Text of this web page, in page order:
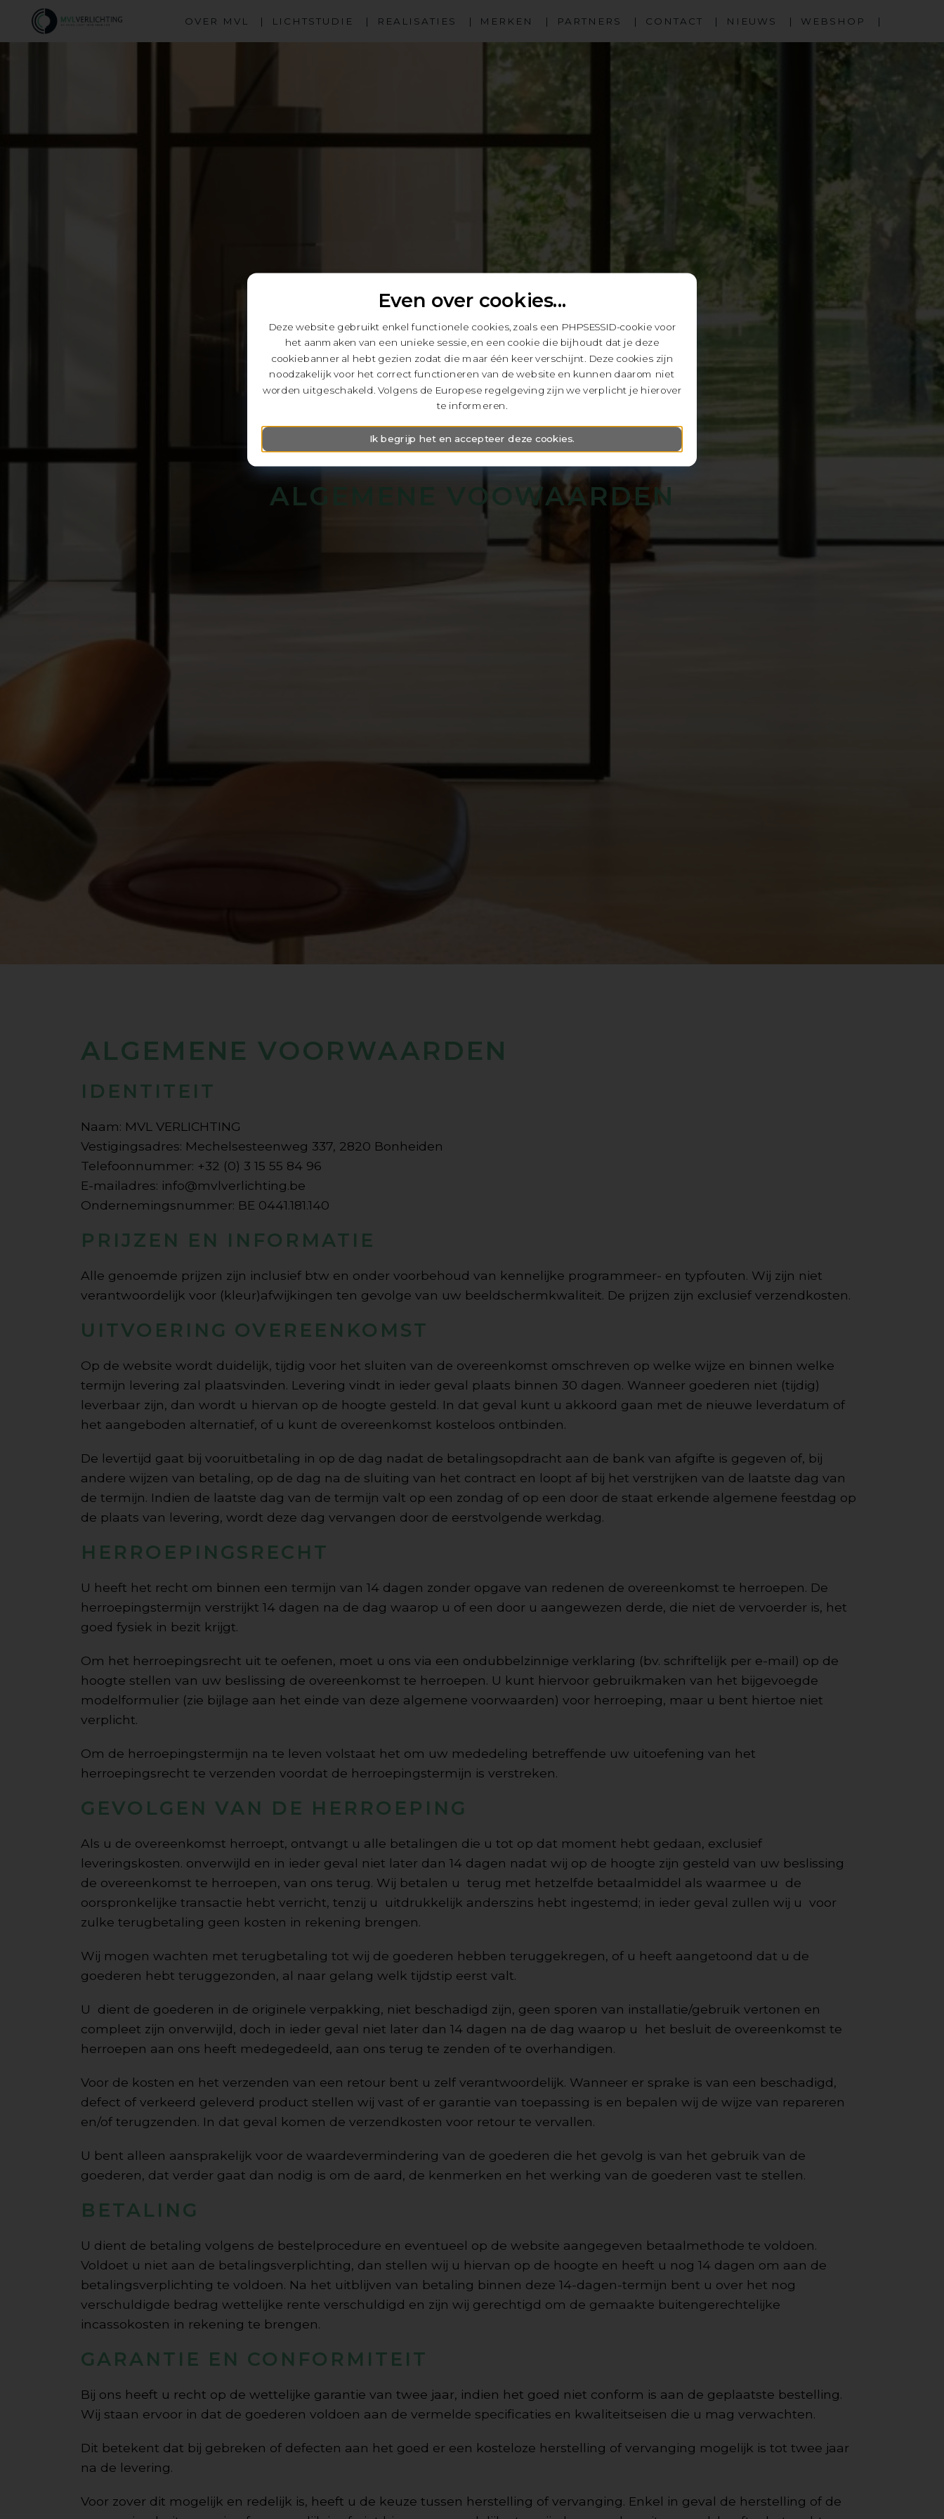
OVER MVL LICHTSTUDIE REALISATIES MERKEN PARTNERS CONTACT NIEUWS WEBSHOP
ALGEMENE VOOWAARDEN
ALGEMENE VOORWAARDEN
IDENTITEIT
Naam: MVL VERLICHTING
Vestigingsadres: Mechelsesteenweg 337, 2820 Bonheiden
Telefoonnummer: +32 (0) 3 15 55 84 96
E-mailadres: info@mvlverlichting.be
Ondernemingsnummer: BE 0441.181.140
PRIJZEN EN INFORMATIE
Alle genoemde prijzen zijn inclusief btw en onder voorbehoud van kennelijke programmeer- en typfouten. Wij zijn niet
verantwoordelijk voor (kleur)afwijkingen ten gevolge van uw beeldschermkwaliteit. De prijzen zijn exclusief verzendkosten.
UITVOERING OVEREENKOMST
Op de website wordt duidelijk, tijdig voor het sluiten van de overeenkomst omschreven op welke wijze en binnen welke
termijn levering zal plaatsvinden. Levering vindt in ieder geval plaats binnen 30 dagen. Wanneer goederen niet (tijdig)
leverbaar zijn, dan wordt u hiervan op de hoogte gesteld. In dat geval kunt u akkoord gaan met de nieuwe leverdatum of
het aangeboden alternatief, of u kunt de overeenkomst kosteloos ontbinden.
De levertijd gaat bij vooruitbetaling in op de dag nadat de betalingsopdracht aan de bank van afgifte is gegeven of, bij
andere wijzen van betaling, op de dag na de sluiting van het contract en loopt af bij het verstrijken van de laatste dag van
de termijn. Indien de laatste dag van de termijn valt op een zondag of op een door de staat erkende algemene feestdag op
de plaats van levering, wordt deze dag vervangen door de eerstvolgende werkdag.
HERROEPINGSRECHT
U heeft het recht om binnen een termijn van 14 dagen zonder opgave van redenen de overeenkomst te herroepen. De
herroepingstermijn verstrijkt 14 dagen na de dag waarop u of een door u aangewezen derde, die niet de vervoerder is, het
goed fysiek in bezit krijgt.
Om het herroepingsrecht uit te oefenen, moet u ons via een ondubbelzinnige verklaring (bv. schriftelijk per e-mail) op de
hoogte stellen van uw beslissing de overeenkomst te herroepen. U kunt hiervoor gebruikmaken van het bijgevoegde
modelformulier (zie bijlage aan het einde van deze algemene voorwaarden) voor herroeping, maar u bent hiertoe niet
verplicht.
Om de herroepingstermijn na te leven volstaat het om uw mededeling betreffende uw uitoefening van het
herroepingsrecht te verzenden voordat de herroepingstermijn is verstreken.
GEVOLGEN VAN DE HERROEPING
Als u de overeenkomst herroept, ontvangt u alle betalingen die u tot op dat moment hebt gedaan, exclusief
leveringskosten. onverwijld en in ieder geval niet later dan 14 dagen nadat wij op de hoogte zijn gesteld van uw beslissing
de overeenkomst te herroepen, van ons terug. Wij betalen u terug met hetzelfde betaalmiddel als waarmee u de
oorspronkelijke transactie hebt verricht, tenzij u uitdrukkelijk anderszins hebt ingestemd; in ieder geval zullen wij u voor
zulke terugbetaling geen kosten in rekening brengen.
Wij mogen wachten met terugbetaling tot wij de goederen hebben teruggekregen, of u heeft aangetoond dat u de
goederen hebt teruggezonden, al naar gelang welk tijdstip eerst valt.
U dient de goederen in de originele verpakking, niet beschadigd zijn, geen sporen van installatie/gebruik vertonen en
compleet zijn onverwijld, doch in ieder geval niet later dan 14 dagen na de dag waarop u het besluit de overeenkomst te
herroepen aan ons heeft medegedeeld, aan ons terug te zenden of te overhandigen.
Voor de kosten en het verzenden van een retour bent u zelf verantwoordelijk. Wanneer er sprake is van een beschadigd,
defect of verkeerd geleverd product stellen wij vast of er garantie van toepassing is en bepalen wij de wijze van repareren
en/of terugzenden. In dat geval komen de verzendkosten voor retour te vervallen.
U bent alleen aansprakelijk voor de waardevermindering van de goederen die het gevolg is van het gebruik van de
goederen, dat verder gaat dan nodig is om de aard, de kenmerken en het werking van de goederen vast te stellen.
BETALING
U dient de betaling volgens de bestelprocedure en eventueel op de website aangegeven betaalmethode te voldoen.
Voldoet u niet aan de betalingsverplichting, dan stellen wij u hiervan op de hoogte en heeft u nog 14 dagen om aan de
betalingsverplichting te voldoen. Na het uitblijven van betaling binnen deze 14-dagen-termijn bent u over het nog
verschuldigde bedrag wettelijke rente verschuldigd en zijn wij gerechtigd om de gemaakte buitengerechtelijke
incassokosten in rekening te brengen.
GARANTIE EN CONFORMITEIT
Bij ons heeft u recht op de wettelijke garantie van twee jaar, indien het goed niet conform is aan de geplaatste bestelling.
Wij staan ervoor in dat de goederen voldoen aan de vermelde specificaties en kwaliteitseisen die u mag verwachten.
Dit betekent dat bij gebreken of defecten aan het goed er een kosteloze herstelling of vervanging mogelijk is tot twee jaar
na de levering.
Voor zover dit mogelijk en redelijk is, heeft u de keuze tussen herstelling of vervanging. Enkel in geval de herstelling of de
Even over cookies...
Deze website gebruikt enkel functionele cookies, zoals een PHPSESSID-cookie voor
het aanmaken van een unieke sessie, en een cookie die bijhoudt dat je deze
cookiebanner al hebt gezien zodat die maar één keer verschijnt. Deze cookies zijn
noodzakelijk voor het correct functioneren van de website en kunnen daarom niet
worden uitgeschakeld. Volgens de Europese regelgeving zijn we verplicht je hierover
te informeren.
Ik begrijp het en accepteer deze cookies.